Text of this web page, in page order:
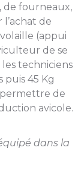
de fourneaux,
de
(appui
de se
techniciens
puis 45 Kg
de
avicole.
dans la